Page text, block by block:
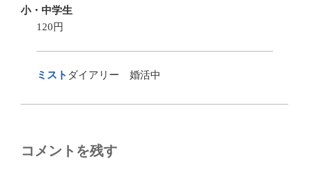
小・中学生
120円
ミスト ダイアリー 婚活中
コメントを残す